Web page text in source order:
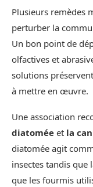
Plusieurs remèdes
perturber la
Un bon point de
olfactives et
solutions
à mettre en œuvre.
Une association
diatomée et la
diatomée agit
insectes tandis que
que les fourmis